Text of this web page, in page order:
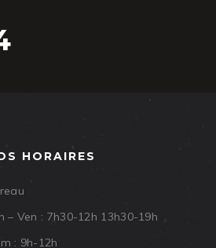
HORAIRES
– Ven : 7h30-12h 13h30-19h
: 9h-12h